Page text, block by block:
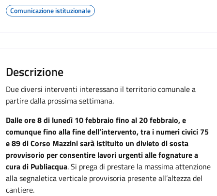
Comunicazione istituzionale
Descrizione
Due diversi interventi interessano il territorio comunale a
partire dalla prossima settimana.
Dalle ore 8 di lunedì 10 febbraio fino al 20 febbraio, e
comunque fino alla fine dell’intervento, tra i numeri civici 75
e 89 di Corso Mazzini sarà istituito un divieto di sosta
provvisorio per consentire lavori urgenti alle fognature a
cura di Publiacqua. Si prega di prestare la massima attenzione
alla segnaletica verticale provvisoria presente all’altezza del
cantiere.